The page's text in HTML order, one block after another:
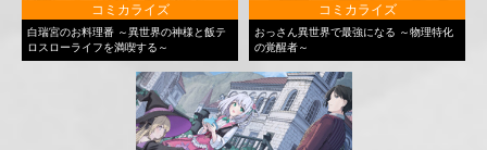
コミカライズ
白瑞宮のお料理番 ～異世界の神様と飯テ
ロスローライフを満喫する～
コミカライズ
おっさん異世界で最強になる ～物理特化
の覚醒者～